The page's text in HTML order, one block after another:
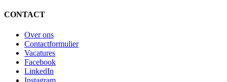
CONTACT
Over ons
Contactformulier
Vacatures
Facebook
LinkedIn
Instagram